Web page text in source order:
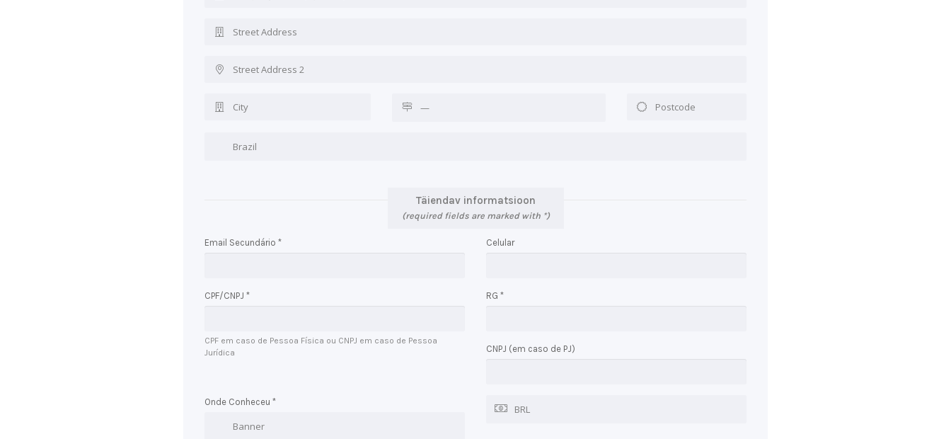
Täiendav informatsioon
(required fields are marked with *)
Email Secundário * Celular
CPF/CNPJ *
CPF em caso de Pessoa Física ou CNPJ em caso de Pessoa
Jurídica
RG *
CNPJ (em caso de PJ)
Onde Conheceu *